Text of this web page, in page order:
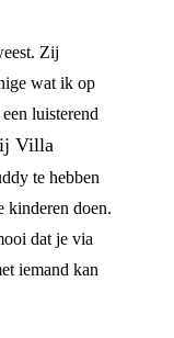
Zij
wat ik op
luisterend
Villa
te hebben
kinderen doen.
dat je via
iemand kan